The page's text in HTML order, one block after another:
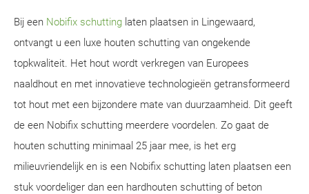
Bij een Nobifix schutting laten plaatsen in Lingewaard,
ontvangt u een luxe houten schutting van ongekende
topkwaliteit. Het hout wordt verkregen van Europees
naaldhout en met innovatieve technologieën getransformeerd
tot hout met een bijzondere mate van duurzaamheid. Dit geeft
de een Nobifix schutting meerdere voordelen. Zo gaat de
houten schutting minimaal 25 jaar mee, is het erg
milieuvriendelijk en is een Nobifix schutting laten plaatsen een
stuk voordeliger dan een hardhouten schutting of beton